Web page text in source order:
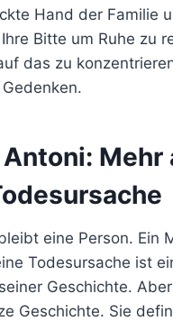
Hand der Familie
Bitte um Ruhe zu
das zu
Mehr
eine Person. Ein
Todesursache ist
Geschichte.
Geschichte. Sie